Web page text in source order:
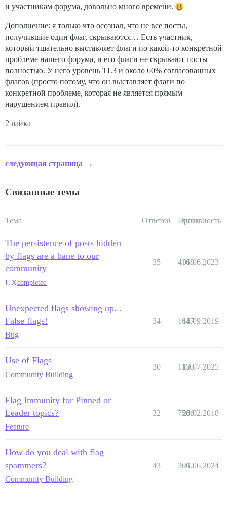
и участникам форума, довольно много времени.
Дополнение: я только что осознал, что не все посты,
получившие один флаг, скрываются… Есть участник,
который тщательно выставляет флаги по какой-то конкретной
проблеме нашего форума, и его флаги не скрывают посты
полностью. У него уровень TL3 и около 60% согласованных
флагов (просто потому, что он выставляет флаги по
конкретной проблеме, которая не является прямым
нарушением правил).
2 лайка
следующая страница →
Связанные темы
Тема Ответов Просм.
Активность
The persistence of posts hidden
by flags are a bane to our
community
UXcompleted
35 4168
01.06.2023
Unexpected flags showing up...
False flags!
Bug
34 1647
18.09.2019
Use of Flags
Community Building
30 1166
13.07.2025
Flag Immunity for Pinned or
Leader topics?
Feature
32 7506
25.02.2018
How do you deal with flag
spammers?
Community Building
43 3665
21.06.2024